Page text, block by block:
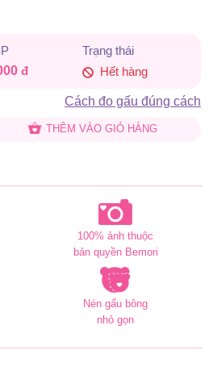
Trạng thái
đ Hết hàng
Cách đo gấu đúng cách
THÊM VÀO GIỎ HÀNG
100% ảnh thuộc
bản quyền Bemori
Nén gấu bông
nhỏ gọn